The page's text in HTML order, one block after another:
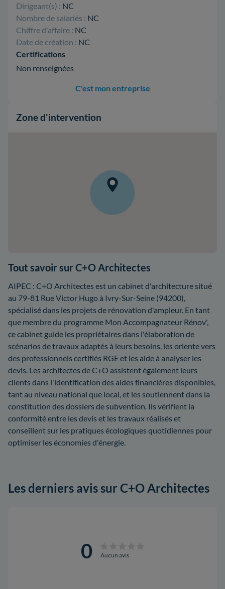
Dirigeant(s) : NC
Nombre de salariés : NC
Chiffre d'affaire : NC
Date de création : NC
Certifications
Non renseignées
C'est mon entreprise
Zone d'intervention
Tout savoir sur C+O Architectes
AIPEC : C+O Architectes est un cabinet d'architecture situé
au 79-81 Rue Victor Hugo à Ivry-Sur-Seine (94200),
spécialisé dans les projets de rénovation d'ampleur. En tant
que membre du programme Mon Accompagnateur Rénov',
ce cabinet guide les propriétaires dans l'élaboration de
scénarios de travaux adaptés à leurs besoins, les oriente vers
des professionnels certifiés RGE et les aide à analyser les
devis. Les architectes de C+O assistent également leurs
clients dans l'identification des aides financières disponibles,
tant au niveau national que local, et les soutiennent dans la
constitution des dossiers de subvention. Ils vérifient la
conformité entre les devis et les travaux réalisés et
conseillent sur les pratiques écologiques quotidiennes pour
optimiser les économies d'énergie.
Les derniers avis sur C+O Architectes
0 Aucun avis